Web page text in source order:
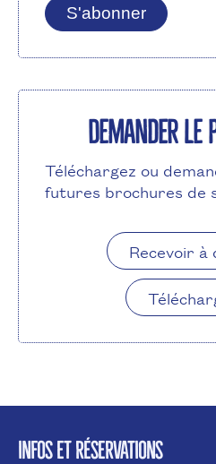
S'abonner
Demander le
Téléchargez ou
futures brochures de
Recevoir à
INFOS ET RÉSERVATIONS